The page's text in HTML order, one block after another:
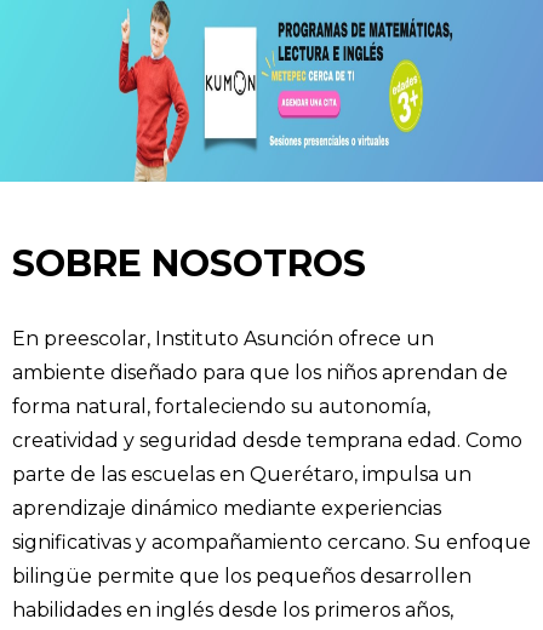
SOBRE NOSOTROS
En preescolar, Instituto Asunción ofrece un
ambiente diseñado para que los niños aprendan de
forma natural, fortaleciendo su autonomía,
creatividad y seguridad desde temprana edad. Como
parte de las escuelas en Querétaro, impulsa un
aprendizaje dinámico mediante experiencias
significativas y acompañamiento cercano. Su enfoque
bilingüe permite que los pequeños desarrollen
habilidades en inglés desde los primeros años,